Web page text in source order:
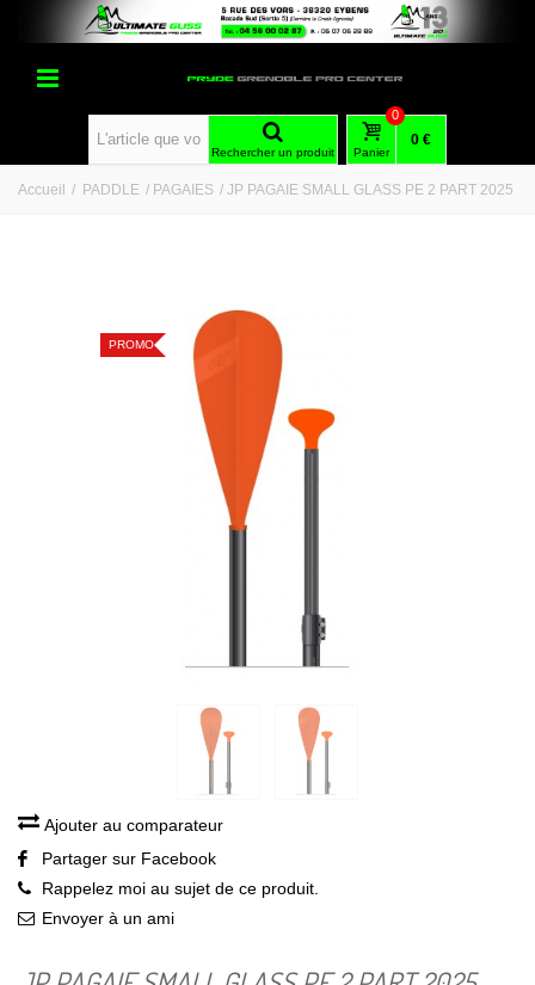
Rechercher un produit Panier
0
0 €
Accueil / PADDLE / PAGAIES / JP PAGAIE SMALL GLASS PE 2 PART 2025
PROMO
Ajouter au comparateur
Partager sur Facebook
Rappelez moi au sujet de ce produit.
Envoyer à un ami